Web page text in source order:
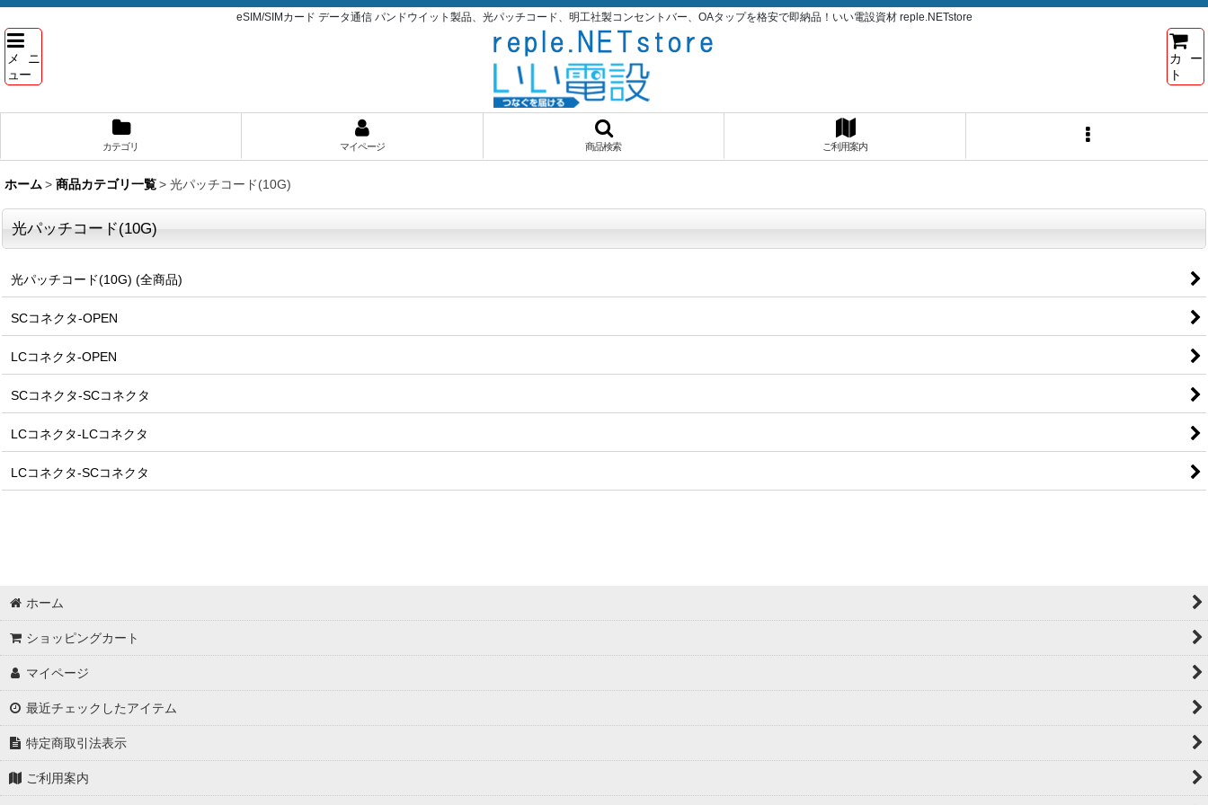
eSIM/SIMカード データ通信 パンドウイット製品、光パッチコード、明工社製コンセントバー、OAタップを格安で即納品！いい電設資材 reple.NETstore
メニ
ュー
カー
ト
カテゴリ マイページ 商品検索 ご利用案内
ホーム > 商品カテゴリ一覧> 光パッチコード(10G)
光パッチコード(10G)
光パッチコード(10G) (全商品)
SCコネクタ-OPEN
LCコネクタ-OPEN
SCコネクタ-SCコネクタ
LCコネクタ-LCコネクタ
LCコネクタ-SCコネクタ
ホーム
ショッピングカート
マイページ
最近チェックしたアイテム
特定商取引法表示
ご利用案内